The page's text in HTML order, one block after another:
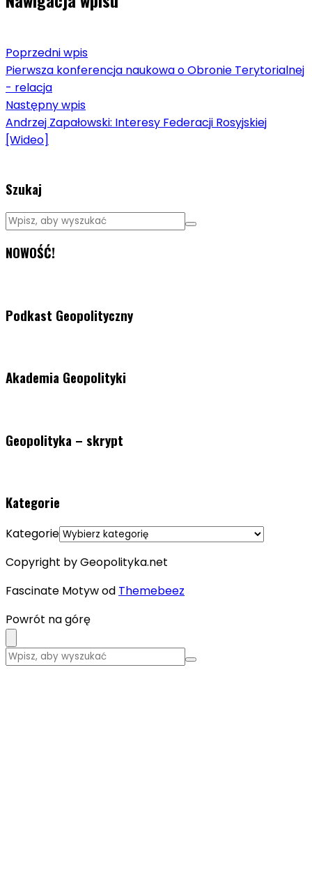
Poprzedni wpis
Pierwsza konferencja naukowa o Obronie Terytorialnej
- relacja
Następny wpis
Andrzej Zapałowski: Interesy Federacji Rosyjskiej
[Wideo]
Szukaj
NOWOŚĆ!
Podkast Geopolityczny
Akademia Geopolityki
Geopolityka – skrypt
Kategorie
Kategorie
Copyright by Geopolityka.net
Fascinate Motyw od Themebeez
Powrót na górę